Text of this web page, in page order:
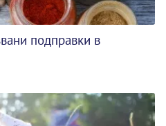
подправки в